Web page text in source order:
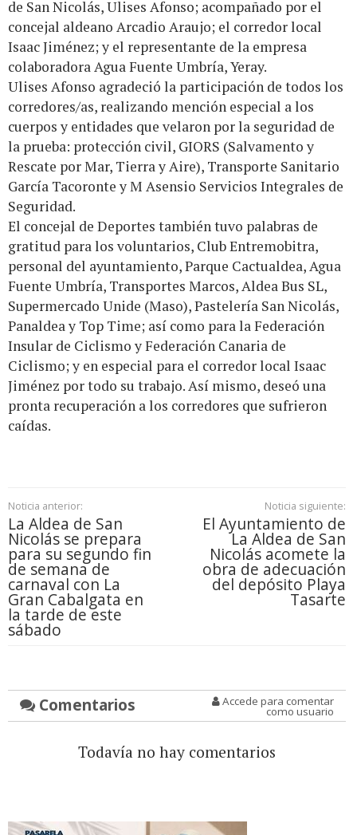
de San Nicolás, Ulises Afonso; acompañado por el
concejal aldeano Arcadio Araujo; el corredor local
Isaac Jiménez; y el representante de la empresa
colaboradora Agua Fuente Umbría, Yeray.
Ulises Afonso agradeció la participación de todos los
corredores/as, realizando mención especial a los
cuerpos y entidades que velaron por la seguridad de
la prueba: protección civil, GIORS (Salvamento y
Rescate por Mar, Tierra y Aire), Transporte Sanitario
García Tacoronte y M Asensio Servicios Integrales de
Seguridad.
El concejal de Deportes también tuvo palabras de
gratitud para los voluntarios, Club Entremobitra,
personal del ayuntamiento, Parque Cactualdea, Agua
Fuente Umbría, Transportes Marcos, Aldea Bus SL,
Supermercado Unide (Maso), Pastelería San Nicolás,
Panaldea y Top Time; así como para la Federación
Insular de Ciclismo y Federación Canaria de
Ciclismo; y en especial para el corredor local Isaac
Jiménez por todo su trabajo. Así mismo, deseó una
pronta recuperación a los corredores que sufrieron
caídas.
Noticia anterior:
La Aldea de San
Nicolás se prepara
para su segundo fin
de semana de
carnaval con La
Gran Cabalgata en
la tarde de este
sábado
Noticia siguiente:
El Ayuntamiento de
La Aldea de San
Nicolás acomete la
obra de adecuación
del depósito Playa
Tasarte
Comentarios Accede para comentar
como usuario
Todavía no hay comentarios